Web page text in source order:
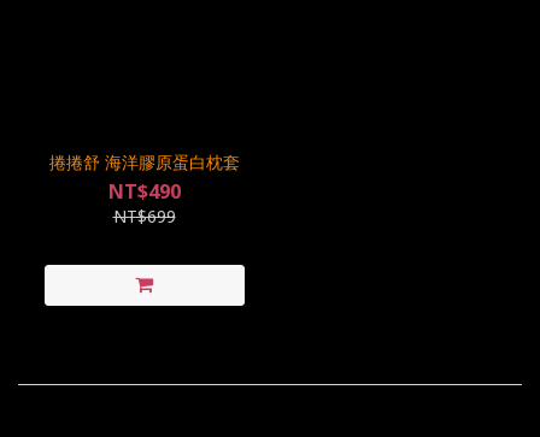
捲捲舒 海洋膠原蛋白枕套
NT$490
NT$699